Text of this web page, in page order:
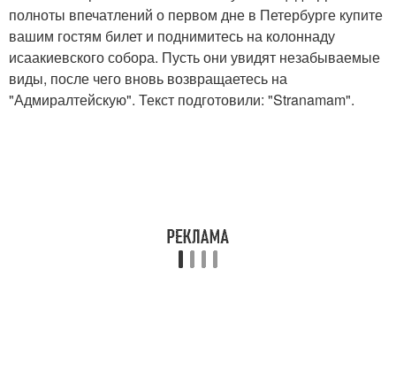
полноты впечатлений о первом дне в Петербурге купите
вашим гостям билет и поднимитесь на колоннаду
исаакиевского собора. Пусть они увидят незабываемые
виды, после чего вновь возвращаетесь на
"Адмиралтейскую". Текст подготовили: "Stranamam".